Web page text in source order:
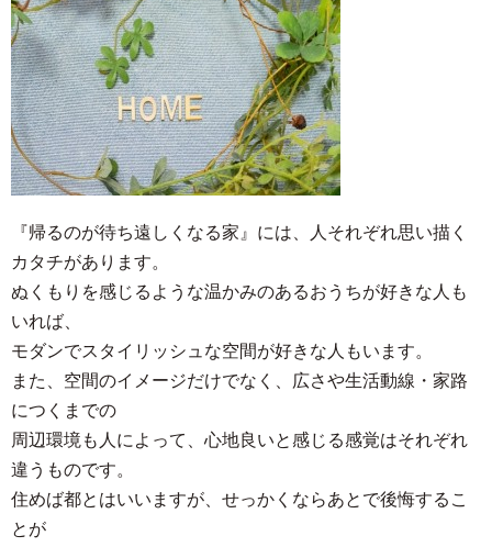
『帰るのが待ち遠しくなる家』には、人それぞれ思い描く
カタチがあります。
ぬくもりを感じるような温かみのあるおうちが好きな人も
いれば、
モダンでスタイリッシュな空間が好きな人もいます。
また、空間のイメージだけでなく、広さや生活動線・家路
につくまでの
周辺環境も人によって、心地良いと感じる感覚はそれぞれ
違うものです。
住めば都とはいいますが、せっかくならあとで後悔するこ
とが